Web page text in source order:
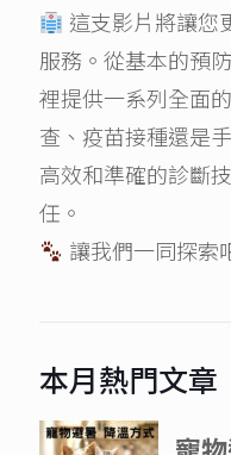
這支影片將讓您
服務。從基本的預
裡提供一系列全面
查、疫苗接種還是
高效和準確的診斷
任。
讓我們一同探索
本月熱門文章